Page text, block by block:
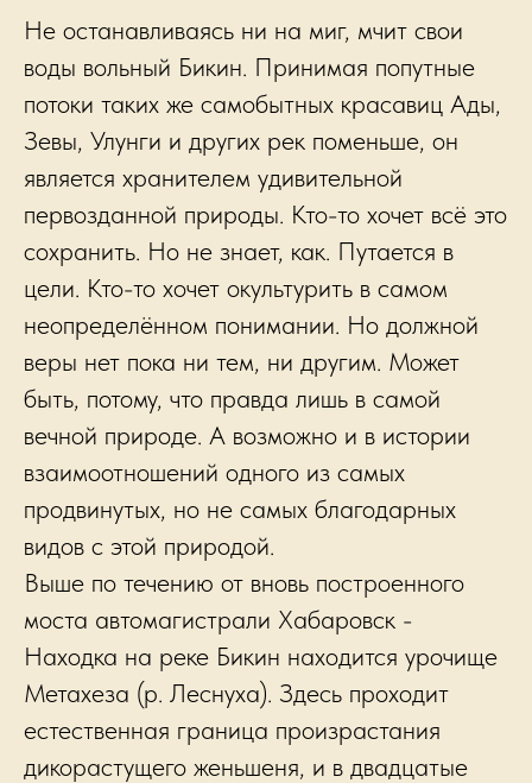
Не останавливаясь ни на миг, мчит свои
воды вольный Бикин. Принимая попутные
потоки таких же самобытных красавиц Ады,
Зевы, Улунги и других рек поменьше, он
является хранителем удивительной
первозданной природы. Кто-то хочет всё это
сохранить. Но не знает, как. Путается в
цели. Кто-то хочет окультурить в самом
неопределённом понимании. Но должной
веры нет пока ни тем, ни другим. Может
быть, потому, что правда лишь в самой
вечной природе. А возможно и в истории
взаимоотношений одного из самых
продвинутых, но не самых благодарных
видов с этой природой.
Выше по течению от вновь построенного
моста автомагистрали Хабаровск -
Находка на реке Бикин находится урочище
Метахеза (р. Леснуха). Здесь проходит
естественная граница произрастания
дикорастущего женьшеня, и в двадцатые